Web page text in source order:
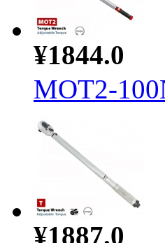
¥1844.0
MOT2-
¥1887.0